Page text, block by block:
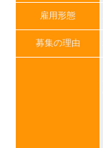
雇用形態
募集の理由